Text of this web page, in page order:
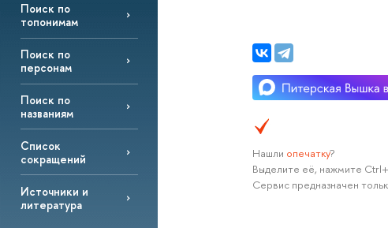
Поиск по
топонимам
Поиск по
персонам
Поиск по
названиям
Список
сокращений
Источники и
литература
Нашли опечатку?
Выделите её, нажмите
Сервис предназначен